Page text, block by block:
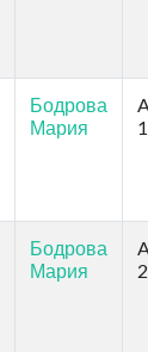
Бодрова
Мария
Бодрова
Мария